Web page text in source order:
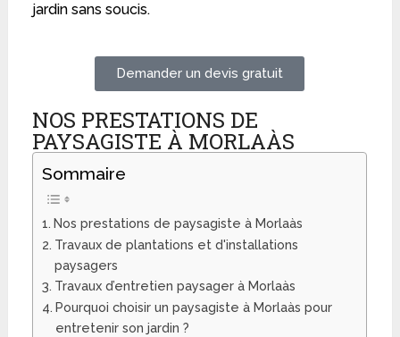
jardin sans soucis.
Demander un devis gratuit
NOS PRESTATIONS DE
PAYSAGISTE À MORLAÀS
Sommaire
Nos prestations de paysagiste à Morlaàs
Travaux de plantations et d'installations
paysagers
Travaux d’entretien paysager à Morlaàs
Pourquoi choisir un paysagiste à Morlaàs pour
entretenir son jardin ?